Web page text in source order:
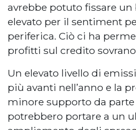
avrebbe potuto fissare
elevato per il sentiment
periferica. Ciò ci ha
profitti sul credito
Un elevato livello di
più avanti nell’anno e la
minore supporto da parte
potrebbero portare a un